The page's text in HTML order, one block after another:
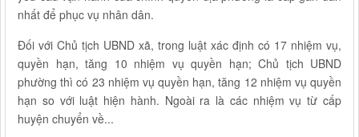
nhất để phục vụ nhân dân.
Đối với Chủ tịch UBND xã, trong luật xác định có 17 nhiệm vụ,
quyền hạn, tăng 10 nhiệm vụ quyền hạn; Chủ tịch UBND
phường thì có 23 nhiệm vụ quyền hạn, tăng 12 nhiệm vụ quyền
hạn so với luật hiện hành. Ngoài ra là các nhiệm vụ từ cấp
huyện chuyển về...